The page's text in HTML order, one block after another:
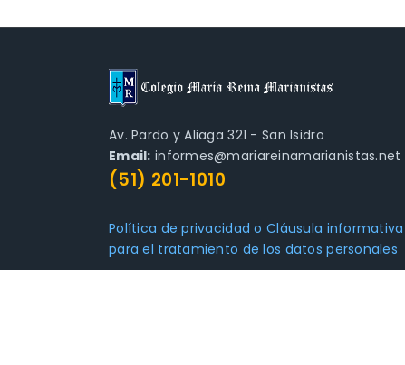
Av. Pardo y Aliaga 321 - San Isidro
Email: informes@mariareinamarianistas.net
(51) 201-1010
Política de privacidad o Cláusula informativa
para el tratamiento de los datos personales